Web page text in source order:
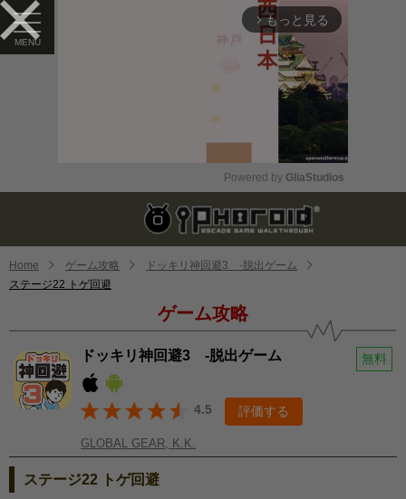
arrow_forward_ios もっと見る
Mute
Powered by GliaStudios
Home ゲーム攻略
ドッキリ神回避3 -脱出ゲーム
ステージ22 トゲ回避
ゲーム攻略
ドッキリ神回避3 -脱出ゲーム 無料
4.5 評価する
GLOBAL GEAR, K.K.
ステージ22 トゲ回避